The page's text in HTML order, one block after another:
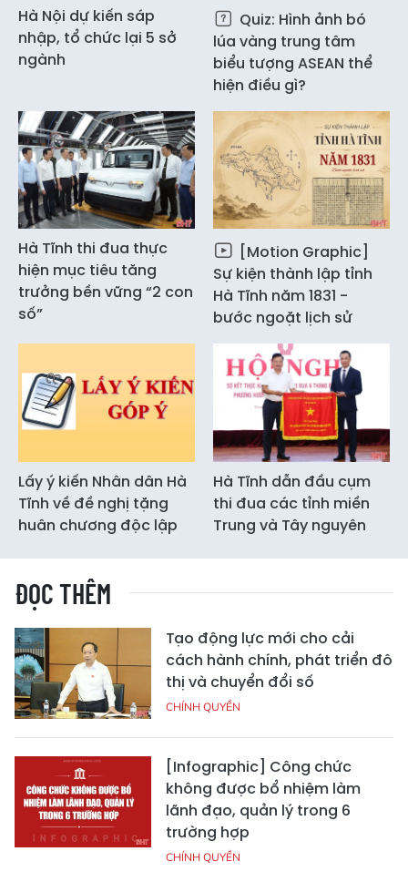
Hà Nội dự kiến sáp
nhập, tổ chức lại 5 sở
ngành
Quiz: Hình ảnh bó
lúa vàng trung tâm
biểu tượng ASEAN thể
hiện điều gì?
Hà Tĩnh thi đua thực
hiện mục tiêu tăng
trưởng bền vững “2 con
số”
[Motion Graphic]
Sự kiện thành lập tỉnh
Hà Tĩnh năm 1831 -
bước ngoặt lịch sử
Lấy ý kiến Nhân dân Hà
Tĩnh về đề nghị tặng
huân chương độc lập
Hà Tĩnh dẫn đầu cụm
thi đua các tỉnh miền
Trung và Tây nguyên
ĐỌC THÊM
Tạo động lực mới cho cải
cách hành chính, phát triển đô
thị và chuyển đổi số
CHÍNH QUYỀN
[Infographic] Công chức
không được bổ nhiệm làm
lãnh đạo, quản lý trong 6
trường hợp
CHÍNH QUYỀN